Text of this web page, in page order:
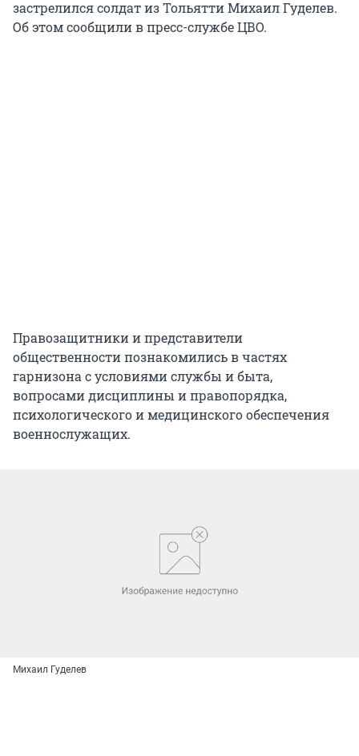
застрелился солдат из Тольятти Михаил Гуделев.
Об этом сообщили в пресс-службе ЦВО.
Правозащитники и представители
общественности познакомились в частях
гарнизона с условиями службы и быта,
вопросами дисциплины и правопорядка,
психологического и медицинского обеспечения
военнослужащих.
Михаил Гуделев